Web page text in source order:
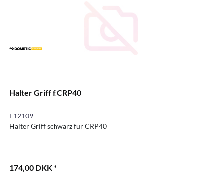
Halter Griff f.CRP40
E12109
Halter Griff schwarz für CRP40
174,00 DKK *